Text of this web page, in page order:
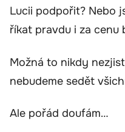
Lucii podpořit? Nebo
říkat pravdu i za cenu
Možná to nikdy
nebudeme sedět
Ale pořád doufám…